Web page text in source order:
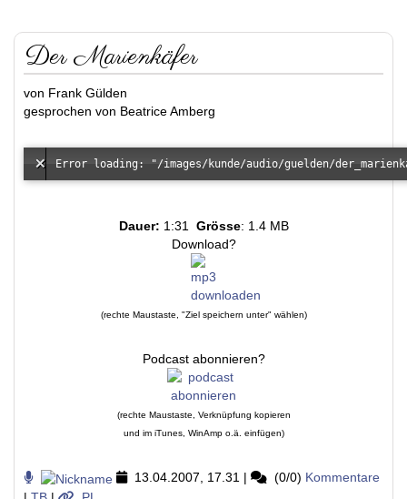
Der Marienkäfer
von Frank Gülden
gesprochen von Beatrice Amberg
Dauer: 1:31 Grösse: 1.4 MB
Download?
(rechte Maustaste, "Ziel speichern unter" wählen)
Podcast abonnieren?
(rechte Maustaste, Verknüpfung kopieren
und im iTunes, WinAmp o.ä. einfügen)
13.04.2007, 17.31 | (0/0) Kommentare